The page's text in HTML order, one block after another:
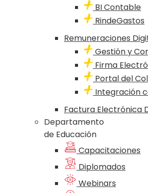
BI Contable
RindeGastos
Remuneraciones
Gestión y
Firma
Portal del
Integración
Factura Electrónica
Departamento
de Educación
Capacitaciones
Diplomados
Webinars